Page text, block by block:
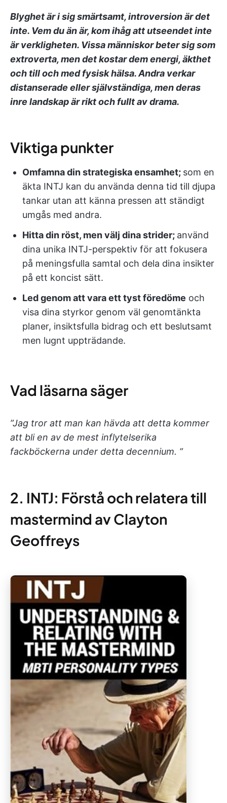
Blyghet är i sig smärtsamt, introversion är det
inte. Vem du än är, kom ihåg att utseendet inte
är verkligheten. Vissa människor beter sig som
extroverta, men det kostar dem energi, äkthet
och till och med fysisk hälsa. Andra verkar
distanserade eller självständiga, men deras
inre landskap är rikt och fullt av drama.
Viktiga punkter
Omfamna din strategiska ensamhet; som en
äkta INTJ kan du använda denna tid till djupa
tankar utan att känna pressen att ständigt
umgås med andra.
Hitta din röst, men välj dina strider; använd
dina unika INTJ-perspektiv för att fokusera
på meningsfulla samtal och dela dina insikter
på ett koncist sätt.
Led genom att vara ett tyst föredöme och
visa dina styrkor genom väl genomtänkta
planer, insiktsfulla bidrag och ett beslutsamt
men lugnt uppträdande.
Vad läsarna säger
”Jag tror att man kan hävda att detta kommer
att bli en av de mest inflytelserika
fackböckerna under detta decennium. ”
2. INTJ: Förstå och relatera till
mastermind av Clayton
Geoffreys